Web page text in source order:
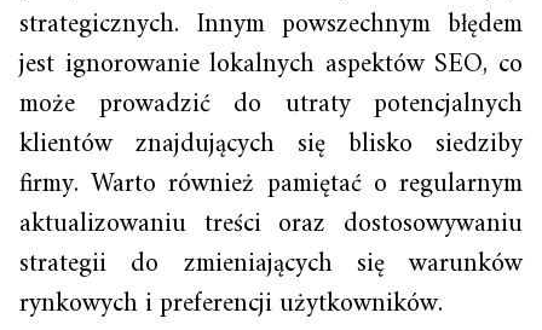
strategicznych. Innym powszechnym błędem
jest ignorowanie lokalnych aspektów SEO, co
może prowadzić do utraty potencjalnych
klientów znajdujących się blisko siedziby
firmy. Warto również pamiętać o regularnym
aktualizowaniu treści oraz dostosowywaniu
strategii do zmieniających się warunków
rynkowych i preferencji użytkowników.